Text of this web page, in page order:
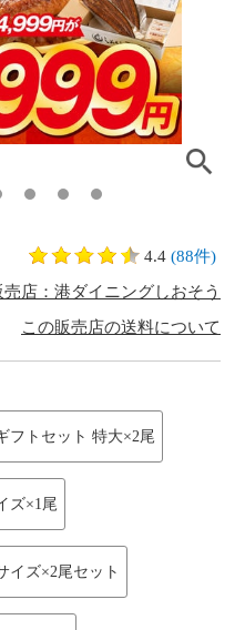
4.4 (88件)
売店：港ダイニングしおそう
この販売店の送料について
フトセット 特大×2尾
ズ×1尾
イズ×2尾セット